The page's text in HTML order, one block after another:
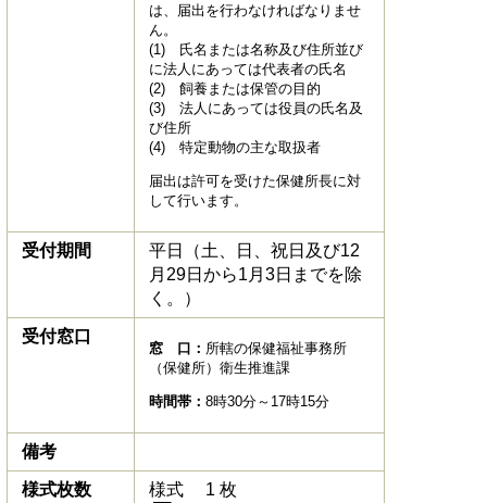
は、届出を行わなければなりませ
ん。
(1) 氏名または名称及び住所並び
に法人にあっては代表者の氏名
(2) 飼養または保管の目的
(3) 法人にあっては役員の氏名及
び住所
(4) 特定動物の主な取扱者
届出は許可を受けた保健所長に対
して行います。
受付期間
平日（土、日、祝日及び12
月29日から1月3日までを除
く。）
受付窓口
窓 口： 所轄の保健福祉事務所
（保健所）衛生推進課
時間帯： 8時30分～17時15分
備考
様式枚数 様式 1 枚